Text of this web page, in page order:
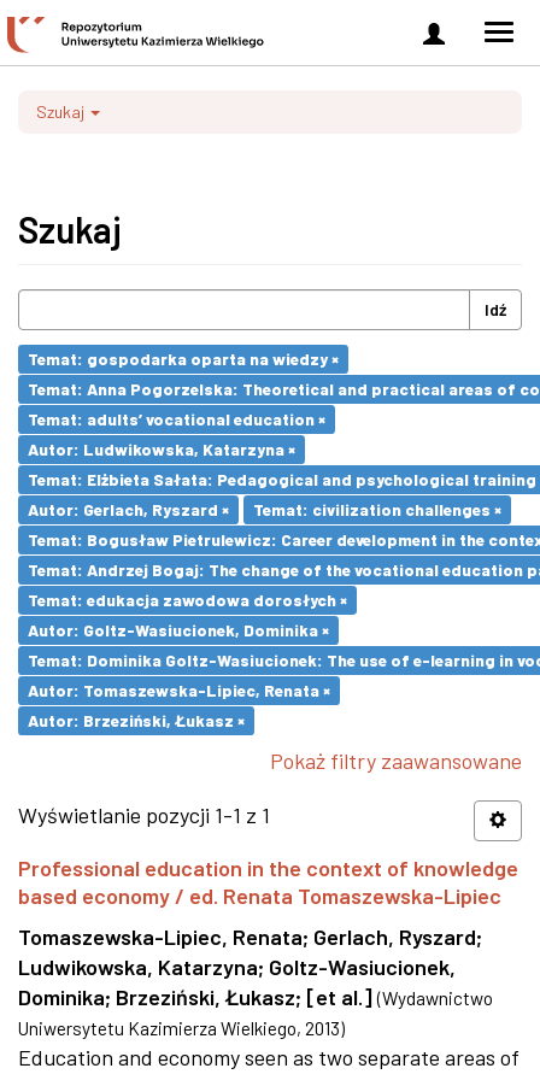
Zaloguj
się
Szukaj
Szukaj
Idź
Temat: gospodarka oparta na wiedzy ×
Temat: Anna Pogorzelska: Theoretical and practical areas of
Temat: adults’ vocational education ×
Autor: Ludwikowska, Katarzyna ×
Temat: Elżbieta Sałata: Pedagogical and psychological
Autor: Gerlach, Ryszard ×
Temat: civilization challenges ×
Temat: Bogusław Pietrulewicz: Career development in the
Temat: Andrzej Bogaj: The change of the vocational education
Temat: edukacja zawodowa dorosłych ×
Autor: Goltz-Wasiucionek, Dominika ×
Temat: Dominika Goltz-Wasiucionek: The use of e-learning in
Autor: Tomaszewska-Lipiec, Renata ×
Autor: Brzeziński, Łukasz ×
Pokaż filtry zaawansowane
Wyświetlanie pozycji 1-1 z 1
Professional education in the context of knowledge
based economy / ed. Renata Tomaszewska-Lipiec
Tomaszewska-Lipiec, Renata; Gerlach, Ryszard;
Ludwikowska, Katarzyna; Goltz-Wasiucionek,
Dominika; Brzeziński, Łukasz; [et al.] (Wydawnictwo
Uniwersytetu Kazimierza Wielkiego, 2013)
Education and economy seen as two separate areas of